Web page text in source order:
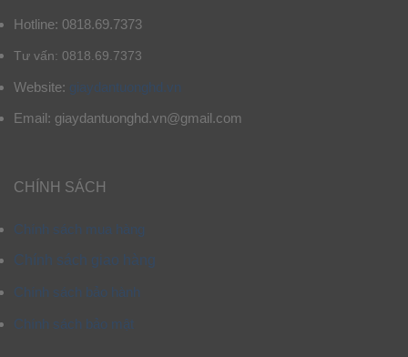
Hotline: 0818.69.7373
Tư vấn: 0818.69.7373
Website: giaydantuonghd.vn
Email: giaydantuonghd.vn@gmail.com
CHÍNH SÁCH
Chính sách mua hàng
Chính sách giao hàng
Chính sách bảo hành
Chính sách bảo mật